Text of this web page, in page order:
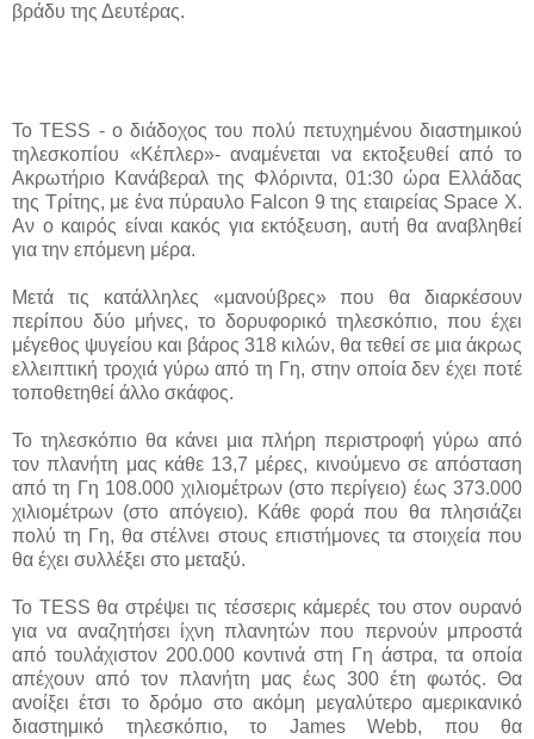
βράδυ της Δευτέρας.
Το TESS - ο διάδοχος του πολύ πετυχημένου διαστημικού
τηλεσκοπίου «Κέπλερ»- αναμένεται να εκτοξευθεί από το
Ακρωτήριο Κανάβεραλ της Φλόριντα, 01:30 ώρα Ελλάδας
της Τρίτης, με ένα πύραυλο Falcon 9 της εταιρείας Space X.
Αν ο καιρός είναι κακός για εκτόξευση, αυτή θα αναβληθεί
για την επόμενη μέρα.
Μετά τις κατάλληλες «μανούβρες» που θα διαρκέσουν
περίπου δύο μήνες, το δορυφορικό τηλεσκόπιο, που έχει
μέγεθος ψυγείου και βάρος 318 κιλών, θα τεθεί σε μια άκρως
ελλειπτική τροχιά γύρω από τη Γη, στην οποία δεν έχει ποτέ
τοποθετηθεί άλλο σκάφος.
Το τηλεσκόπιο θα κάνει μια πλήρη περιστροφή γύρω από
τον πλανήτη μας κάθε 13,7 μέρες, κινούμενο σε απόσταση
από τη Γη 108.000 χιλιομέτρων (στο περίγειο) έως 373.000
χιλιομέτρων (στο απόγειο). Κάθε φορά που θα πλησιάζει
πολύ τη Γη, θα στέλνει στους επιστήμονες τα στοιχεία που
θα έχει συλλέξει στο μεταξύ.
Το TESS θα στρέψει τις τέσσερις κάμερές του στον ουρανό
για να αναζητήσει ίχνη πλανητών που περνούν μπροστά
από τουλάχιστον 200.000 κοντινά στη Γη άστρα, τα οποία
απέχουν από τον πλανήτη μας έως 300 έτη φωτός. Θα
ανοίξει έτσι το δρόμο στο ακόμη μεγαλύτερο αμερικανικό
διαστημικό τηλεσκόπιο, το James Webb, που θα